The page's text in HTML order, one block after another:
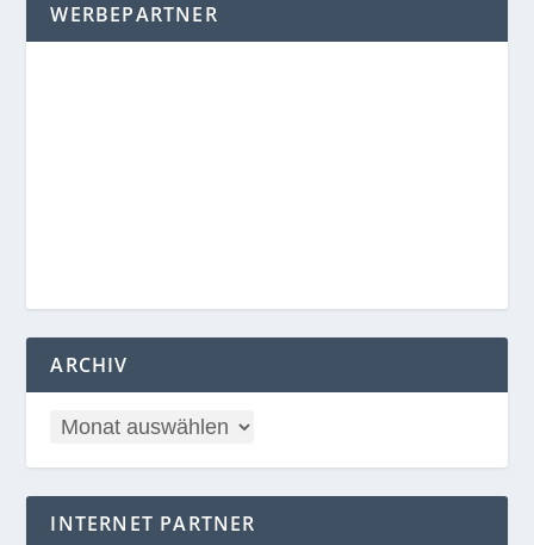
WERBEPARTNER
ARCHIV
INTERNET PARTNER